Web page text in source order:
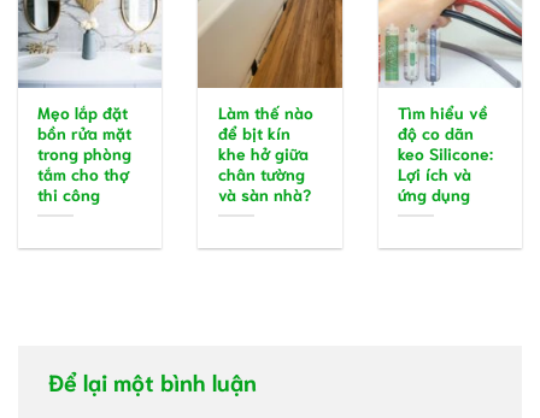
Mẹo lắp đặt
bồn rửa mặt
trong phòng
tắm cho thợ
thi công
Làm thế nào
để bịt kín
khe hở giữa
chân tường
và sàn nhà?
Tìm hiểu về
độ co dãn
keo Silicone:
Lợi ích và
ứng dụng
Để lại một bình luận